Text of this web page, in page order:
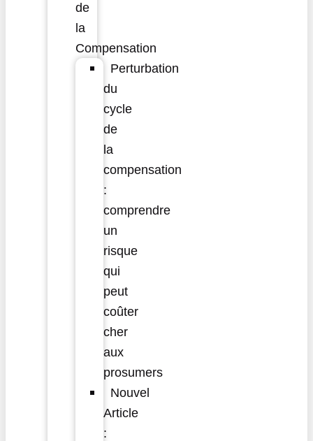
de
la
Compensation
Perturbation
du
cycle
de
la
compensation
:
comprendre
un
risque
qui
peut
coûter
cher
aux
prosumers
Nouvel
Article
: